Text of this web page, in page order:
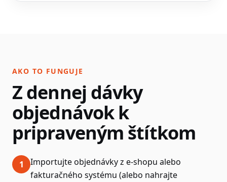
AKO TO FUNGUJE
Z dennej dávky
objednávok k
pripraveným štítkom
1
Importujte objednávky z e-shopu alebo
fakturačného systému (alebo nahrajte